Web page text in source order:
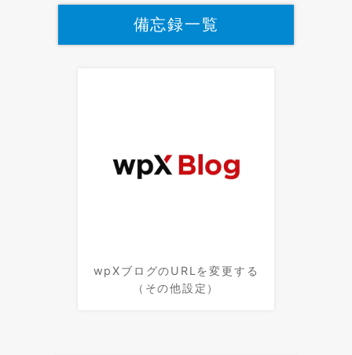
備忘録一覧
wpXブログのURLを変更する
（その他設定）